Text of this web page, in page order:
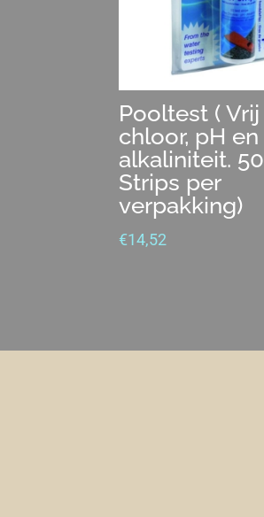
Pooltest ( Vrij
chloor, pH en
alkaliniteit. 50
Strips per
verpakking)
€14,52